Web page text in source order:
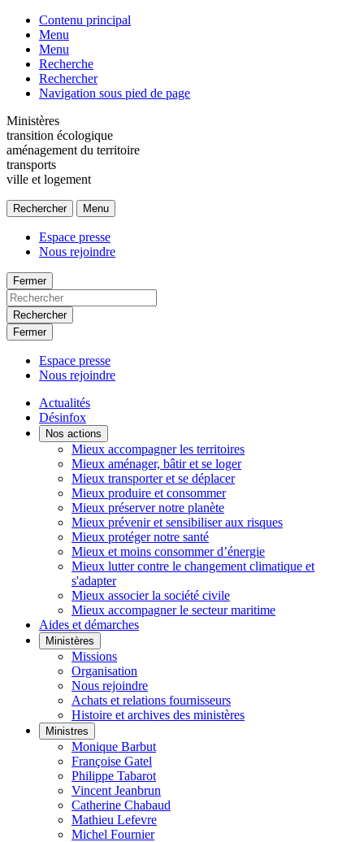
Contenu principal
Menu
Menu
Recherche
Rechercher
Navigation sous pied de page
Ministères
transition écologique
aménagement du territoire
transports
ville et logement
Rechercher Menu
Espace presse
Nous rejoindre
Fermer
Rechercher
Fermer
Espace presse
Nous rejoindre
Actualités
Désinfox
Nos actions
Mieux accompagner les territoires
Mieux aménager, bâtir et se loger
Mieux transporter et se déplacer
Mieux produire et consommer
Mieux préserver notre planète
Mieux prévenir et sensibiliser aux risques
Mieux protéger notre santé
Mieux et moins consommer d’énergie
Mieux lutter contre le changement climatique et
s'adapter
Mieux associer la société civile
Mieux accompagner le secteur maritime
Aides et démarches
Ministères
Missions
Organisation
Nous rejoindre
Achats et relations fournisseurs
Histoire et archives des ministères
Ministres
Monique Barbut
Françoise Gatel
Philippe Tabarot
Vincent Jeanbrun
Catherine Chabaud
Mathieu Lefevre
Michel Fournier